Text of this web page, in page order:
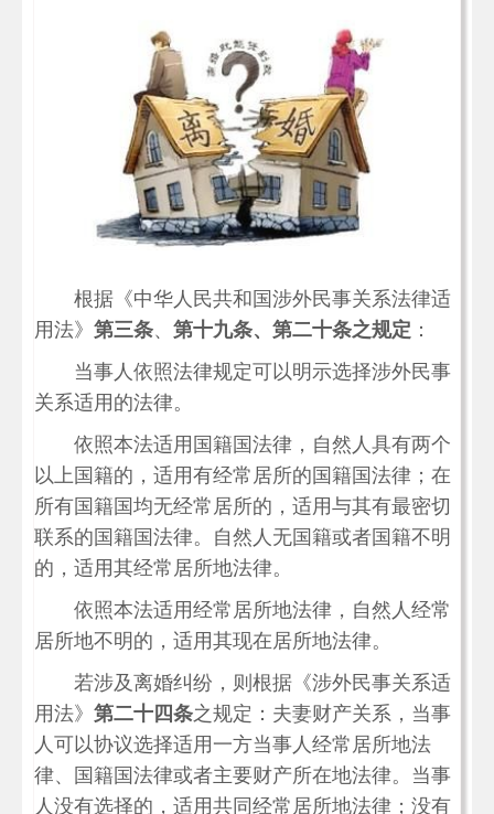
根据《中华人民共和国涉外民事关系法律适
用法》 第三条、 第十九条、第二十条之规定 ：
当事人依照法律规定可以明示选择涉外民事
关系适用的法律。
依照本法适用国籍国法律，自然人具有两个
以上国籍的，适用有经常居所的国籍国法律；在
所有国籍国均无经常居所的，适用与其有最密切
联系的国籍国法律。自然人无国籍或者国籍不明
的，适用其经常居所地法律。
依照本法适用经常居所地法律，自然人经常
居所地不明的，适用其现在居所地法律。
若涉及离婚纠纷，则根据《涉外民事关系适
用法》 第二十四条之规定：夫妻财产关系，当事
人可以协议选择适用一方当事人经常居所地法
律、国籍国法律或者主要财产所在地法律。当事
人没有选择的，适用共同经常居所地法律；没有